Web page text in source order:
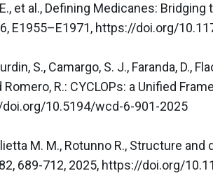
et al., Defining Medicanes:
E1955–E1971, https://doi.org/
S., Camargo, S. J., Faranda, D.,
Romero, R.: CYCLOPs: a Unified
10.5194/wcd-6-901-2025
M. M., Rotunno R., Structure
689-712, 2025, https://doi.org/